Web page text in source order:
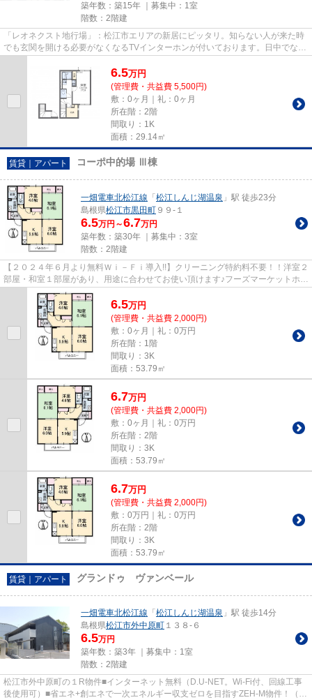
築年数：築15年 ｜募集中： 1室
階数：2階建
「レオネクスト地行場」：松江市エリアの新居にピッタリ。知らない人が来た時
でも玄関を開ける必要がなくなるTVインターホンが付いております。日中でなく
6.5万円
(管理費・共益費 5,500円)
敷：0ヶ月｜礼：0ヶ月
所在階：2階
間取り：1K
面積：29.14㎡
賃貸｜アパート コーポ中的場 Ⅲ棟
一畑電車北松江線 「 松江しんじ湖温泉 」駅 徒歩23分
島根県松江市黒田町 ９９-１
6.5万円～6.7万円
築年数：築30年 ｜募集中： 3室
階数：2階建
【２０２４年６月より無料Ｗｉ－Ｆｉ導入!!】クリーニング特約料不要！！洋室２
部屋・和室１部屋があり、用途に合わせてお使い頂けます♪フーズマーケットホッ
ク黒田店まで１００ｍ、ド...
6.5万円
(管理費・共益費 2,000円)
敷：0ヶ月｜礼：0万円
所在階：1階
間取り：3K
面積：53.79㎡
6.7万円
(管理費・共益費 2,000円)
敷：0ヶ月｜礼：0万円
所在階：2階
間取り：3K
面積：53.79㎡
6.7万円
(管理費・共益費 2,000円)
敷：0万円｜礼：0万円
所在階：2階
間取り：3K
面積：53.79㎡
賃貸｜アパート グランドゥ ヴァンベール
一畑電車北松江線 「 松江しんじ湖温泉 」駅 徒歩14分
島根県松江市外中原町 １３８-６
6.5万円
築年数：築3年 ｜募集中： 1室
階数：2階建
松江市外中原町の１R物件■インターネット無料（D.U-NET。Wi-Fi付、回線工事
後使用可）■省エネ+創エネで一次エネルギー収支ゼロを目指すZEH-M物件！（系